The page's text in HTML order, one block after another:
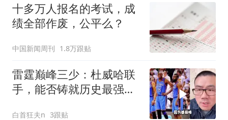
十多万人报名的考试，成
绩全部作废，公平么？
中国新闻周刊 1.8万跟贴
雷霆巅峰三少：杜威哈联
手，能否铸就历史最强巨
白首狂夫n 3跟贴